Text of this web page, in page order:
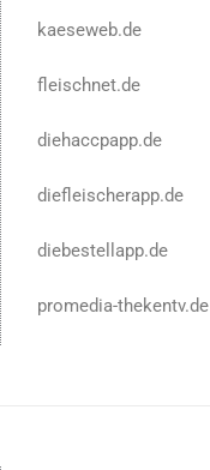
kaeseweb.de
fleischnet.de
diehaccpapp.de
diefleischerapp.de
diebestellapp.de
promedia-thekentv.de